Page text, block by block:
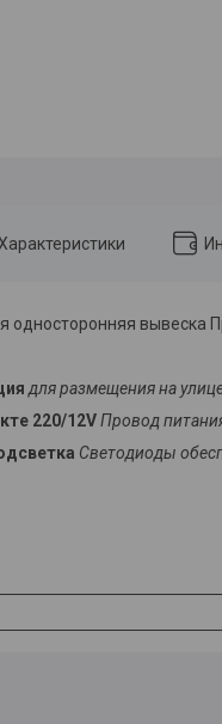
односторонняя вывеска
для размещения на
220/12VПровод
Светодиоды